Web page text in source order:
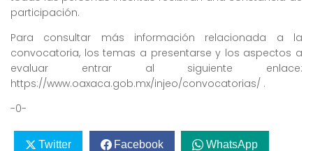
participación.
Para consultar más información relacionada a la
convocatoria, los temas a presentarse y los aspectos a
evaluar entrar al siguiente enlace:
https://www.oaxaca.gob.mx/injeo/convocatorias/ .
-0-
Twitter Facebook WhatsApp